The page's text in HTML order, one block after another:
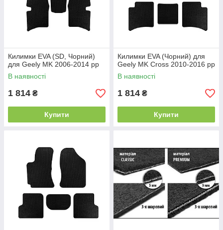
Килимки EVA (SD, Чорний)
для Geely MK 2006-2014 рр
В наявності
1 814 ₴
Купити
Килимки EVA (Чорний) для
Geely MK Cross 2010-2016 рр
В наявності
1 814 ₴
Купити